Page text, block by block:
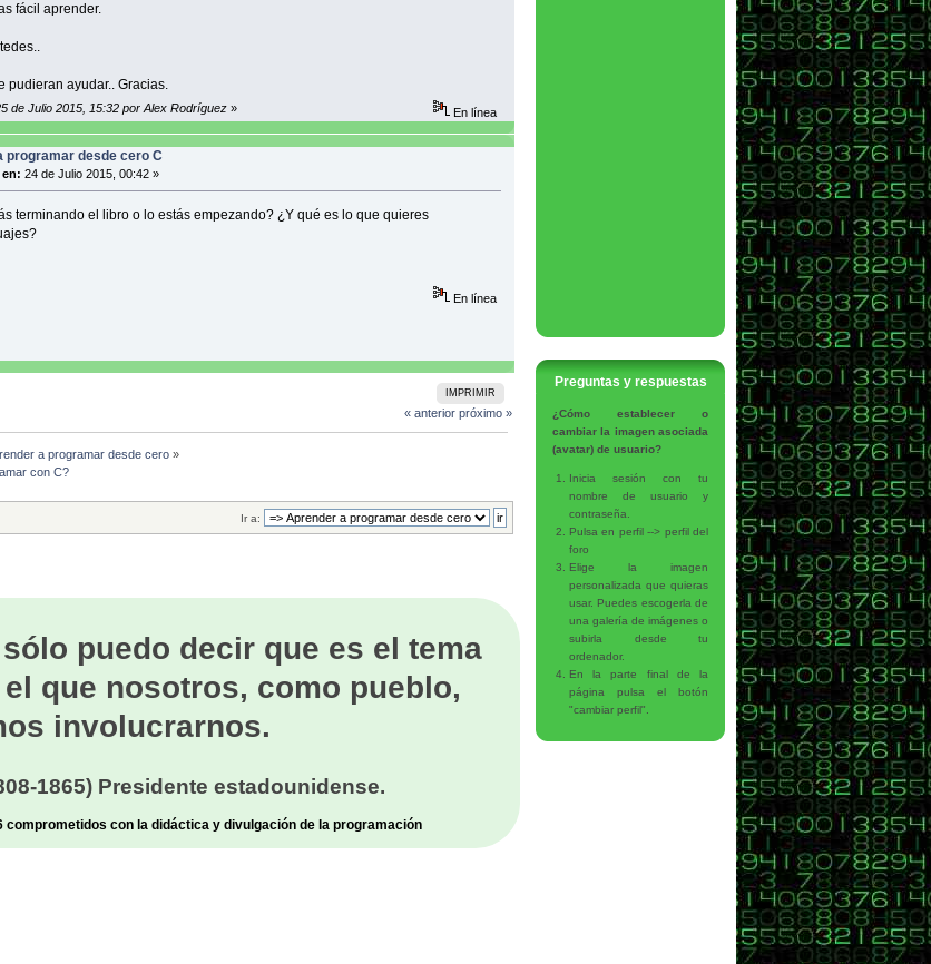
fácil aprender.
pudieran ayudar.. Gracias.
de Julio 2015, 15:32 por Alex Rodríguez» En línea
programar desde cero C
en: 24 de Julio 2015, 00:42 »
terminando el libro o lo estás empezando? ¿Y qué es lo que quieres
En línea
IMPRIMIR
« anterior próximo »
a programar desde cero»
con C?
Ir a:
puedo decir que es el tema
que nosotros, como pueblo,
involucrarnos.
1865) Presidente estadounidense.
con la didáctica y divulgación de la programación
Preguntas y respuestas
¿Cómo establecer o
cambiar la imagen asociada
(avatar) de usuario?
Inicia sesión con tu
nombre de usuario y
contraseña.
Pulsa en perfil --> perfil del
foro
Elige la imagen
personalizada que quieras
usar. Puedes escogerla de
una galería de imágenes o
subirla desde tu
ordenador.
En la parte final de la
página pulsa el botón
"cambiar perfil".